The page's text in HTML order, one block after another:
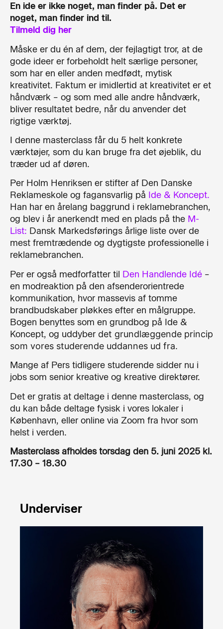
En ide er ikke noget, man finder på. Det er
noget, man finder ind til.
Tilmeld dig her
Måske er du én af dem, der fejlagtigt tror, at de
gode ideer er forbeholdt helt særlige personer,
som har en eller anden medfødt, mytisk
kreativitet. Faktum er imidlertid at kreativitet er et
håndværk – og som med alle andre håndværk,
bliver resultatet bedre, når du anvender det
rigtige værktøj.
I denne masterclass får du 5 helt konkrete
værktøjer, som du kan bruge fra det øjeblik, du
træder ud af døren.
Per Holm Henriksen er stifter af Den Danske
Reklameskole og fagansvarlig på Ide & Koncept.
Han har en årelang baggrund i reklamebranchen,
og blev i år anerkendt med en plads på the M-
List: Dansk Markedsførings årlige liste over de
mest fremtrædende og dygtigste professionelle i
reklamebranchen.
Per er også medforfatter til Den Handlende Idé –
en modreaktion på den afsenderorientrede
kommunikation, hvor massevis af tomme
brandbudskaber pløkkes efter en målgruppe.
Bogen benyttes som en grundbog på Ide &
Koncept, og uddyber det grundlæggende princip
som vores studerende uddannes ud fra.
Mange af Pers tidligere studerende sidder nu i
jobs som senior kreative og kreative direktører.
Det er gratis at deltage i denne masterclass, og
du kan både deltage fysisk i vores lokaler i
København, eller online via Zoom fra hvor som
helst i verden.
Masterclass afholdes torsdag den 5. juni 2025 kl.
17.30 – 18.30
Underviser